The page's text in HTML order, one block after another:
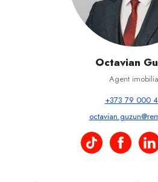
Octavian
Agent
+373 79 000
Octavian Guzun
Octavian